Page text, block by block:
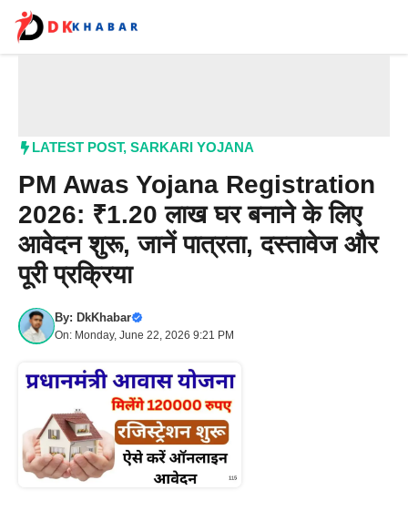
content
LATEST POST, SARKARI YOJANA
PM Awas Yojana Registration
2026: ₹1.20 लाख घर बनाने के लिए
आवेदन शुरू, जानें पात्रता, दस्तावेज और
पूरी प्रक्रिया
By: DkKhabar
On: Monday, June 22, 2026 9:21 PM